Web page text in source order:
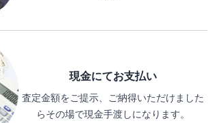
現金にてお支払い
査定金額をご提示、ご納得いただけました
らその場で現金手渡しになります。